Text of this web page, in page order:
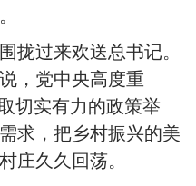
过来欢送总书记。
，党中央高度重
切实有力的政策举
求，把乡村振兴的美
庄久久回荡。